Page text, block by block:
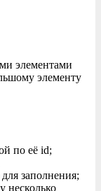
элементами
элементу
по её id;
заполнения;
несколько